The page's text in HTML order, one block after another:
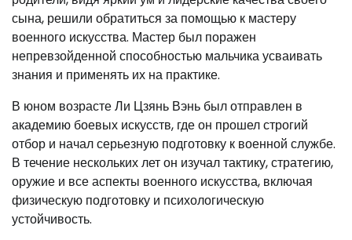
сына, решили обратиться за помощью к мастеру
военного искусства. Мастер был поражен
непревзойденной способностью мальчика усваивать
знания и применять их на практике.
В юном возрасте Ли Цзянь Вэнь был отправлен в
академию боевых искусств, где он прошел строгий
отбор и начал серьезную подготовку к военной службе.
В течение нескольких лет он изучал тактику, стратегию,
оружие и все аспекты военного искусства, включая
физическую подготовку и психологическую
устойчивость.